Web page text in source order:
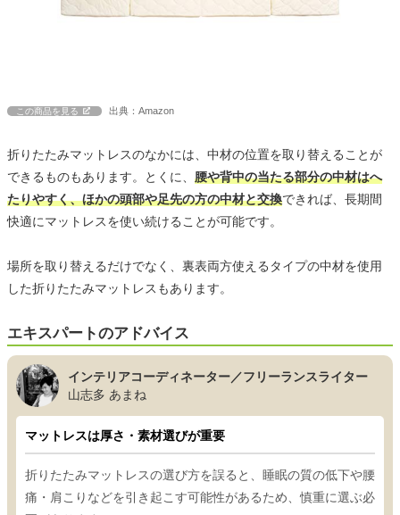
この商品を見る 出典：Amazon
折りたたみマットレスのなかには、中材の位置を取り替えることが
できるものもあります。とくに、 腰や背中の当たる部分の中材はへ
たりやすく、ほかの頭部や足先の方の中材と交換できれば、長期間
快適にマットレスを使い続けることが可能です。
場所を取り替えるだけでなく、裏表両方使えるタイプの中材を使用
した折りたたみマットレスもあります。
エキスパートのアドバイス
インテリアコーディネーター／フリーランスライター
山志多 あまね
マットレスは厚さ・素材選びが重要
折りたたみマットレスの選び方を誤ると、睡眠の質の低下や腰
痛・肩こりなどを引き起こす可能性があるため、慎重に選ぶ必